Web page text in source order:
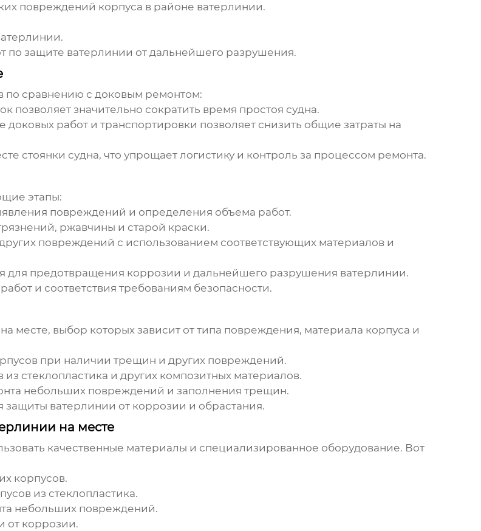
повреждений корпуса в районе ватерлинии.
.
по защите ватерлинии от дальнейшего разрушения.
по сравнению с доковым ремонтом:
позволяет значительно сократить время простоя судна.
доковых работ и транспортировки позволяет снизить общие затраты на
стоянки судна, что упрощает логистику и контроль за процессом ремонта.
этапы:
повреждений и определения объема работ.
ржавчины и старой краски.
повреждений с использованием соответствующих материалов и
для предотвращения коррозии и дальнейшего разрушения ватерлинии.
и соответствия требованиям безопасности.
на месте, выбор которых зависит от типа повреждения, материала корпуса и
при наличии трещин и других повреждений.
стеклопластика и других композитных материалов.
небольших повреждений и заполнения трещин.
защиты ватерлинии от коррозии и обрастания.
на месте
качественные материалы и специализированное оборудование. Вот
корпусов.
из стеклопластика.
небольших повреждений.
от коррозии.